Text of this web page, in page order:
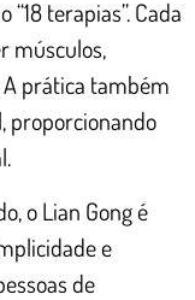
terapias”. Cada
músculos,
prática também
proporcionando
o Lian Gong é
e
de